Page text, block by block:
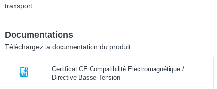
transport.
Documentations
Téléchargez la documentation du produit
Certificat CE Compatibilité Electromagnétique /
Directive Basse Tension